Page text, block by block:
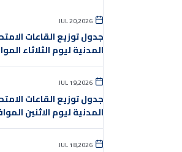
JUL 20,2026
جدول توزيع القاعات
المدنية ليوم الثلاثاء الموافق لـ
JUL 19,2026
جدول توزيع القاعات
المدنية ليوم الاثنين الموافق لـ
JUL 18,2026